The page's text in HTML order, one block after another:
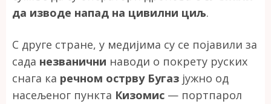
да изводе напад на цивилни циљ.
С друге стране, у медијима су се појавили за
сада незванични наводи о покрету руских
снага ка речном острву Бугаз јужно од
насељеног пункта Кизомис — портпарол